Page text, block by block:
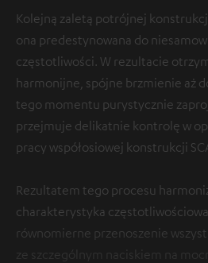
Kolejną zaletą potrójnej
ona predestynowana do
częstotliwości. W rezultacie
harmonijne, spójne brzmienie aż
tego momentu purystycznie
przejmuje delikatnie kontrolę w
pracy współosiowej konstrukcji
Rezultatem tego procesu
charakterystyka
równomierne przenoszenie
ze szczególnym naciskiem na